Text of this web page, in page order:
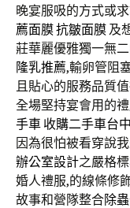
晚宴服吸的方式或
薦面膜抗皺面膜 及
莊華麗優雅獨一無
隆乳推薦,輸卵管阻
且貼心的服務品質
全場堅持宴會用的
手車 收購二手車台中
因為很怕被看穿說
辦公室設計之嚴格
婚人禮服,的線條修
故事和營隊整合除